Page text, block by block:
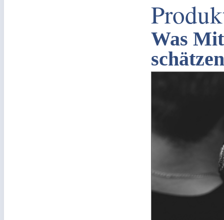
Was
schätzen